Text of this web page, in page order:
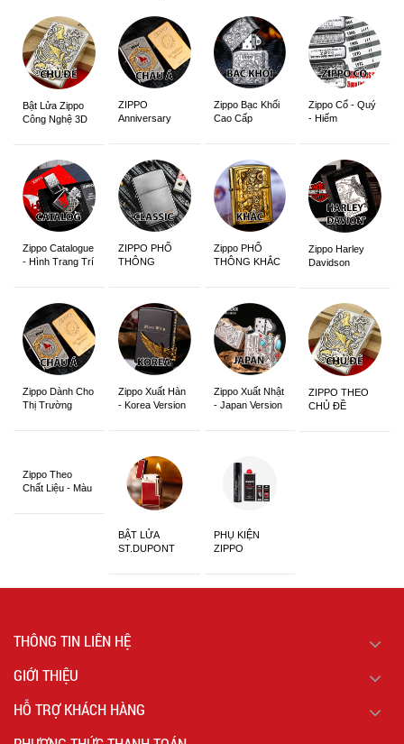
Bật Lửa Zippo
Công Nghệ 3D
ZIPPO
Anniversary
Zippo Bạc Khối
Cao Cấp
Zippo Cổ - Quý
- Hiếm
Zippo Catalogue
- Hình Trang Trí
ZIPPO PHỔ
THÔNG
Zippo PHỔ
THÔNG KHẮC
Zippo Harley
Davidson
Zippo Dành Cho
Thị Trường
Zippo Xuất Hàn
- Korea Version
Zippo Xuất Nhật
- Japan Version
ZIPPO THEO
CHỦ ĐỀ
Zippo Theo
Chất Liệu - Màu
BẬT LỬA
ST.DUPONT
PHỤ KIỆN
ZIPPO
THÔNG TIN LIÊN HỆ
GIỚI THIỆU
HỖ TRỢ KHÁCH HÀNG